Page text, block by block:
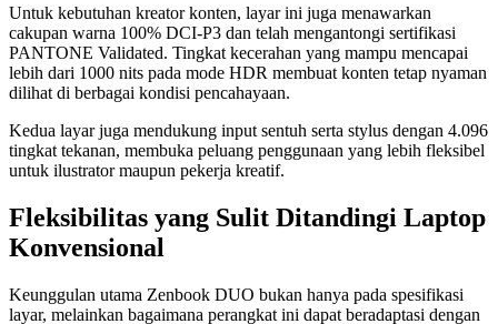
Untuk kebutuhan kreator konten, layar ini juga menawarkan
cakupan warna 100% DCI-P3 dan telah mengantongi sertifikasi
PANTONE Validated. Tingkat kecerahan yang mampu mencapai
lebih dari 1000 nits pada mode HDR membuat konten tetap nyaman
dilihat di berbagai kondisi pencahayaan.
Kedua layar juga mendukung input sentuh serta stylus dengan 4.096
tingkat tekanan, membuka peluang penggunaan yang lebih fleksibel
untuk ilustrator maupun pekerja kreatif.
Fleksibilitas yang Sulit Ditandingi Laptop
Konvensional
Keunggulan utama Zenbook DUO bukan hanya pada spesifikasi
layar, melainkan bagaimana perangkat ini dapat beradaptasi dengan